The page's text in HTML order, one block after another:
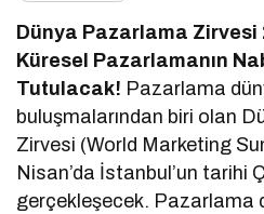
Dünya Pazarlama Zirvesi
Küresel Pazarlamanın
Tutulacak! Pazarlama
buluşmalarından biri olan
Zirvesi (World Marketing
Nisan’da İstanbul’un tarihi
gerçekleşecek. Pazarlama